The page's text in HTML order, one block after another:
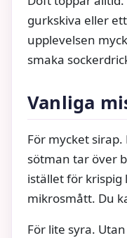
gurkskiva eller
upplevelsen
smaka
Vanliga
För mycket
sötman tar över
istället för krispig
mikrosmått. Du
För lite syra.